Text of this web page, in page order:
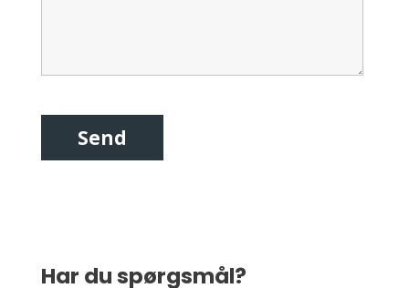
Har du spørgsmål?